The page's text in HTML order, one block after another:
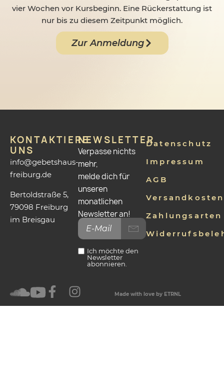
vier Wochen vor Kursbeginn. Eine Rückerstattung ist
nur bis zu diesem Zeitpunkt möglich.
Zur Anmeldung
KONTAKTIERE
UNS
info@gebetshaus-
freiburg.de
Bertoldstraße 5,
79098 Freiburg
im Breisgau
NEWSLETTER
Verpasse nichts
mehr,
melde dich für
unseren
monatlichen
Newsletter an!
Ich möchte den
Newsletter
abonnieren.
Datenschutz
Impressum
AGB
Versandkosten
Zahlungsarten
Made with love by ETRNL